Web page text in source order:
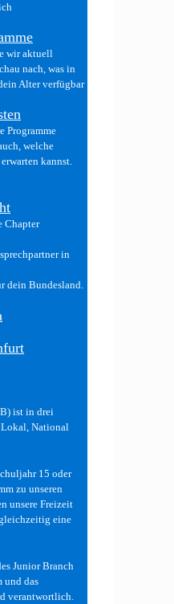
wir aktuell
nach, was in
Alter verfügbar
Programme
welche
kannst.
Chapter
in
dein Bundesland.
ist in drei
National
15 oder
zu unseren
unsere Freizeit
eine
Junior Branch
und das
verantwortlich.